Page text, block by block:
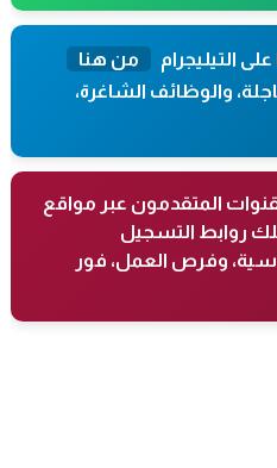
التيليجرام
من هنا
والوظائف الشاغرة،
المتقدمون عبر مواقع
روابط التسجيل
وفرص العمل، فور